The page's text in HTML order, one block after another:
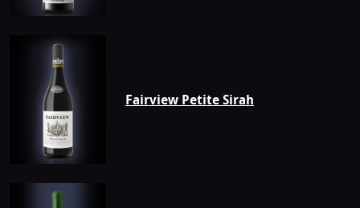
Fairview Petite Sirah